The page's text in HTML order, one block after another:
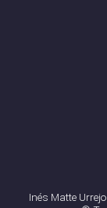
Inés Matte